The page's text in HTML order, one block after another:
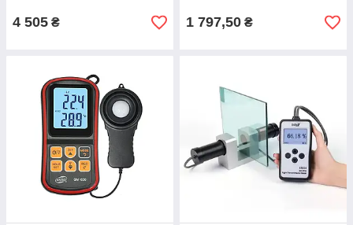
4 505 ₴ 1 797,50 ₴